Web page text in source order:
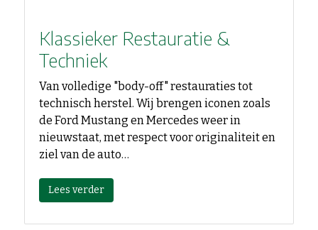
Klassieker Restauratie &
Techniek
Van volledige "body-off" restauraties tot
technisch herstel. Wij brengen iconen zoals
de Ford Mustang en Mercedes weer in
nieuwstaat, met respect voor originaliteit en
ziel van de auto…
Lees verder